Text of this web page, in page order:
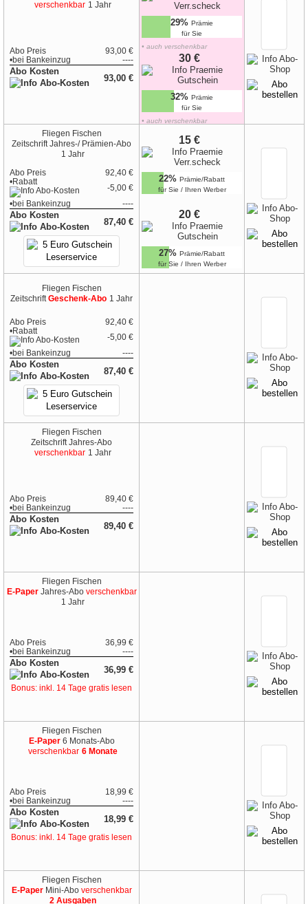
verschenkbar 1 Jahr
Abo Preis
93,00 €
•bei Bankeinzug ----
Abo Kosten
93,00 €
29% Prämie
für Sie
• auch verschenkbar
zur Geschenk-Karte
30 €
32% Prämie
für Sie
• auch verschenkbar
Fliegen Fischen
Zeitschrift Jahres-/ Prämien-Abo
1 Jahr
Abo Preis
92,40 €
•Rabatt
-5,00 €
•bei Bankeinzug ----
Abo Kosten
87,40 €
15 €
22% Prämie/Rabatt
für Sie / Ihren Werber
20 €
27% Prämie/Rabatt
für Sie / Ihren Werber
Fliegen Fischen
Zeitschrift Geschenk-Abo 1 Jahr
Abo Preis
92,40 €
•Rabatt
-5,00 €
•bei Bankeinzug ----
Abo Kosten
87,40 €
Fliegen Fischen
Zeitschrift Jahres-Abo
verschenkbar 1 Jahr
Abo Preis
89,40 €
•bei Bankeinzug ----
Abo Kosten
89,40 €
Fliegen Fischen
E-Paper Jahres-Aboverschenkbar
1 Jahr
Abo Preis
36,99 €
•bei Bankeinzug ----
Abo Kosten
36,99 €
Bonus: inkl. 14 Tage gratis lesen
Fliegen Fischen
E-Paper 6 Monats-Abo
verschenkbar 6 Monate
Abo Preis
18,99 €
•bei Bankeinzug ----
Abo Kosten
18,99 €
Bonus: inkl. 14 Tage gratis lesen
Fliegen Fischen
E-Paper Mini-Aboverschenkbar
2 Ausgaben